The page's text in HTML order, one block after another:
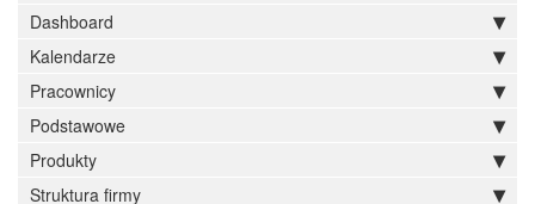
Dashboard
Kalendarze
Pracownicy
Podstawowe
Produkty
Struktura firmy